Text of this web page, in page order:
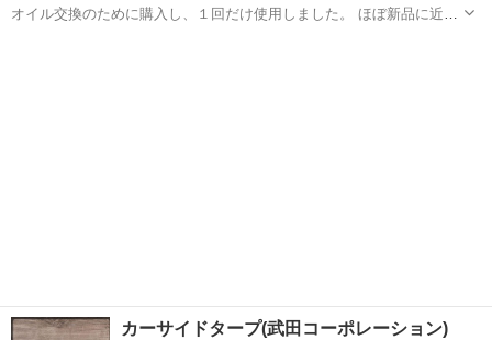
オイル交換のために購入し、１回だけ使用しました。 ほぼ新品に近い
カーサイドタープ(武田コーポレーション)